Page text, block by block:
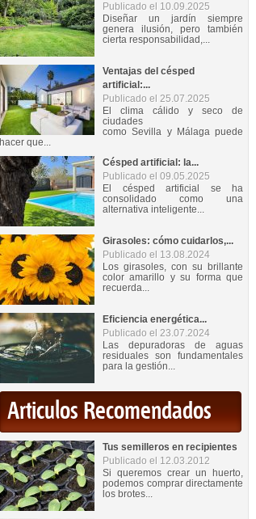
Publicado el 10.09.2025
Diseñar un jardín siempre
genera ilusión, pero también
cierta responsabilidad,...
Ventajas del césped
artificial:...
Publicado el 25.07.2025
El clima cálido y seco de
ciudades
como Sevilla y Málaga puede
hacer que...
Césped artificial: la...
Publicado el 09.05.2025
El césped artificial se ha
consolidado como una
alternativa inteligente...
Girasoles: cómo cuidarlos,...
Publicado el 13.08.2024
Los girasoles, con su brillante
color amarillo y su forma que
recuerda...
Eficiencia energética...
Publicado el 23.07.2024
Las depuradoras de aguas
residuales son fundamentales
para la gestión...
Articulos Recomendados
Tus semilleros en recipientes
Publicado el 12.03.2012
Si queremos crear un huerto,
podemos comprar directamente
los brotes...